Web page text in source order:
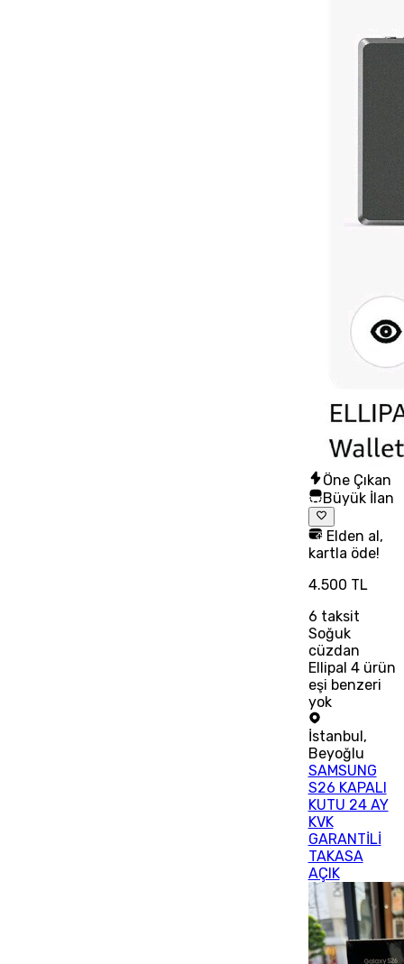
Öne Çıkan
Büyük İlan
Elden al,
kartla öde!
4.500 TL
6 taksit
Soğuk
cüzdan
Ellipal 4 ürün
eşi benzeri
yok
İstanbul ,
Beyoğlu
SAMSUNG
S26 KAPALI
KUTU 24 AY
KVK
GARANTİLİ
TAKASA
AÇIK